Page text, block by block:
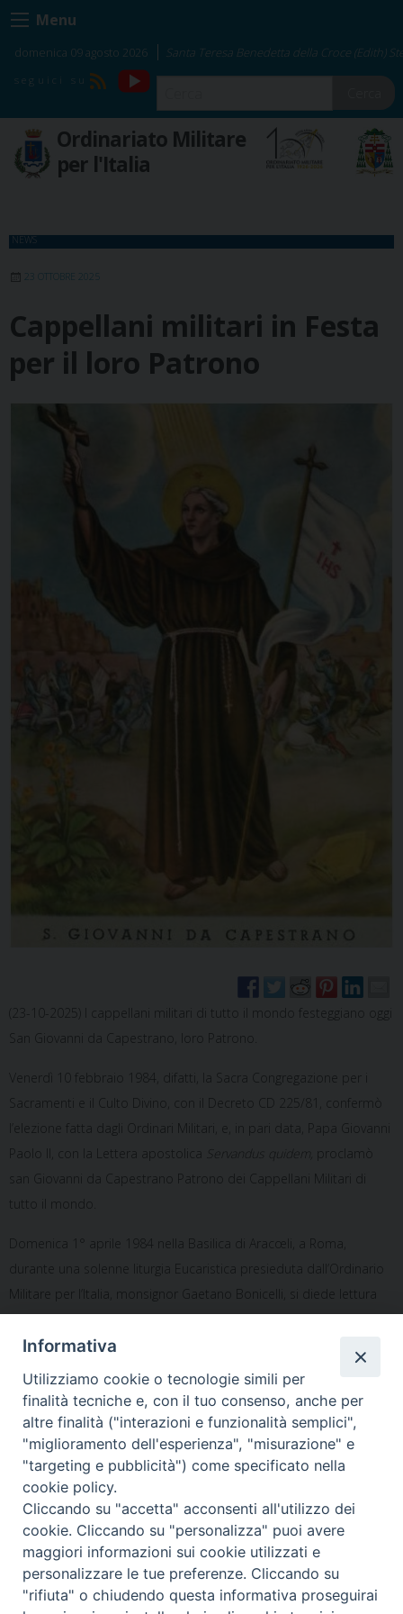
Skip
to
content
Menu
domenica 09 agosto 2026 Santa Teresa Benedetta della Croce (Edith)
RSS
YouTube
Ordinariato Militare
per l'Italia
NEWS
23 OTTOBRE 2025
Cappellani militari in Festa
per il loro Patrono
(23-10-2025) I cappellani militari di tutto il mondo festeggiano oggi
San Giovanni da Capestrano, loro Patrono.
Venerdì 10 febbraio 1984, difatti, la Sacra Congregazione per i
Sacramenti e il Culto Divino, con il Decreto CD 225/81, confermò
l’elezione fatta dagli Ordinari Militari, e, in pari data, Papa Giovanni
Paolo II, con la Lettera apostolica
proclamò
san Giovanni da Capestrano Patrono dei Cappellani Militari di
tutto il mondo.
Domenica 1° aprile 1984 nella Basilica di Aracœli, a Roma,
durante una solenne liturgia Eucaristica presieduta dall’Ordinario
Militare per l’Italia, monsignor Gaetano Bonicelli, si diede lettura
della citata Lettera apostolica.
Cagliari, torneo “San
Matteo”: lo sport come valore
di condivisione
L’Ordinario Militare all’evento
“Transforming Defence in a
Ordinariato Militare per l'Italia
Salita del Grillo, 37 - 00184 Roma
Informativa
Utilizziamo cookie o tecnologie simili per
finalità tecniche e, con il tuo consenso, anche per
altre finalità ("interazioni e funzionalità semplici",
"miglioramento dell'esperienza", "misurazione" e
"targeting e pubblicità") come specificato nella
cookie policy.
Cliccando su "accetta" acconsenti all'utilizzo dei
cookie. Cliccando su "personalizza" puoi avere
maggiori informazioni sui cookie utilizzati e
personalizzare le tue preferenze. Cliccando su
"rifiuta" o chiudendo questa informativa proseguirai